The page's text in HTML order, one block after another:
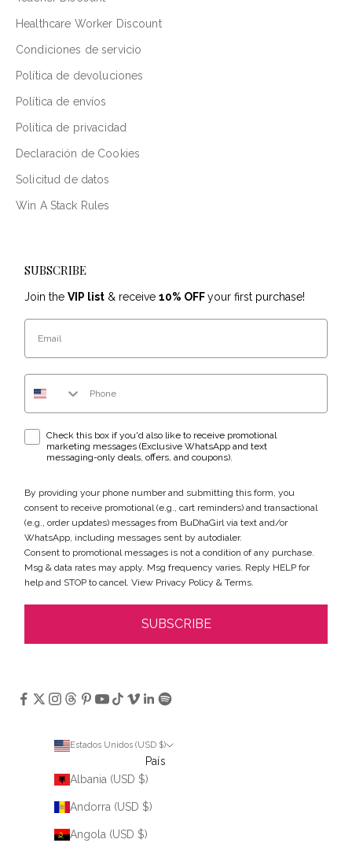
Healthcare Worker Discount
Condiciones de servicio
Política de devoluciones
Política de envíos
Política de privacidad
Declaración de Cookies
Solicitud de datos
Win A Stack Rules
SUBSCRIBE
Join the VIP list & receive 10% OFFyour first purchase!
Email
Phone Number
WhatsApp & text messaging opt-in checkbox
Check this box if you'd also like to receive promotional
marketing messages (Exclusive WhatsApp and text
messaging-only deals, offers, and coupons).
By providing your phone number and submitting this form, you
consent to receive promotional (e.g., cart reminders) and transactional
(e.g., order updates) messages from BuDhaGirl via text and/or
WhatsApp, including messages sent by autodialer.
Consent to promotional messages is not a condition of any purchase.
Msg & data rates may apply. Msg frequency varies. Reply HELP for
help and STOP to cancel. View Privacy Policy & Terms.
SUBSCRIBE
Estados Unidos (USD $)
País
Albania (USD $)
Andorra (USD $)
Angola (USD $)